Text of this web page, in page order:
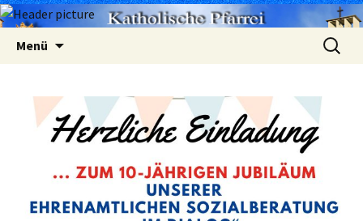
Menü
Suchen
nach: